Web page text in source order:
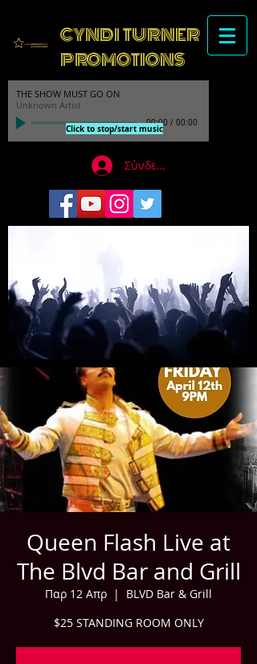
CYNDI TURNER
PROMOTIONS
THE SHOW MUST GO ON
Unknown Artist
00:00 / 00:00
Click to stop/start music
Σύνδεση
Queen Flash Live at
The Blvd Bar and Grill
Παρ 12 Απρ
  |
BLVD Bar & Grill
$25 STANDING ROOM ONLY